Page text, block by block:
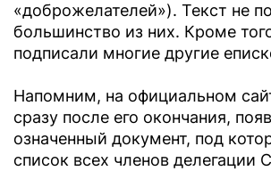
«доброжелателей»). Текст не
большинство из них. Кроме
подписали многие другие
Напомним, на официальном
сразу после его окончания,
означенный документ, под
список всех членов делегации